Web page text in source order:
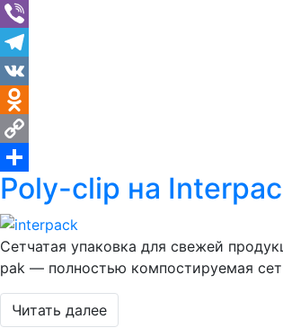
WhatsApp
Viber
Telegram
VK
Odnoklassniki
Copy
Link
Отправить
Poly-clip на
Сетчатая упаковка для свежей
pak — полностью компостируемая
Читать далее